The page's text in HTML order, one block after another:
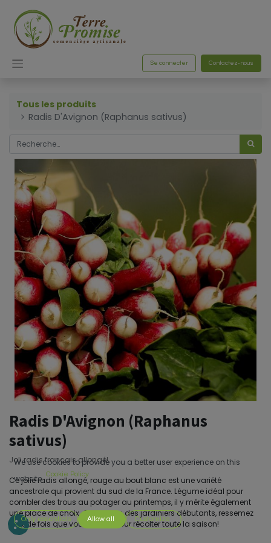
Se connecter Contactez-nous
Tous les produits
Radis D'Avignon (Raphanus sativus)
Radis D'Avignon (Raphanus
sativus)
Joli radis français allongé!
Ce jolie radis allongé, rouge au bout blanc est une variété
ancestrale qui provient du sud de la France. Légume idéal pour
combler des trous au potager au printemps, il y mérite également
une place de choix. Chouchou des jardiniers débutants, ressemez
tant de fois que vous voulez pour récolter toute la saison!
We use cookies to provide you a better user experience on this
website. Cookie Policy
Only essentials Allow all Customize